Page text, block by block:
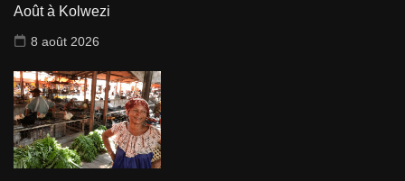
Août à Kolwezi
8 août 2026